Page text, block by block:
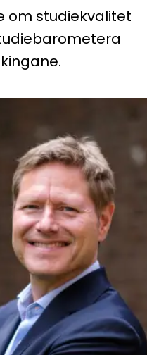
om studiekvalitet